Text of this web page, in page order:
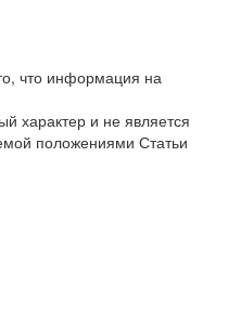
что информация на
характер и не является
положениями Статьи